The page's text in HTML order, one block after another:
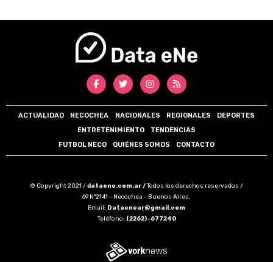
ACTUALIDAD NECOCHEA NACIONALES REGIONALES
DEPORTES
ENTRETENIMIENTO
TENDENCIAS
FUTBOL NECO
QUIÉNES SOMOS CONTACTO
© Copyright 2021 /dataene.com.ar /Todos los derechos reservados /
69 N°2141 - Necochea - Buenos Aires.
Email: Dataenear@gmail.com
Teléfono: (2262)-677240